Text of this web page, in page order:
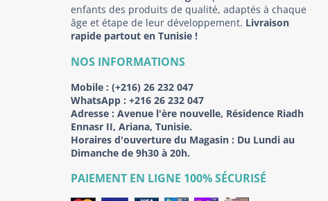
enfants des produits de qualité, adaptés à chaque
âge et étape de leur développement. Livraison
rapide partout en Tunisie !
NOS INFORMATIONS
Mobile : (+216) 26 232 047
WhatsApp : +216 26 232 047
Adresse : Avenue l'ère nouvelle, Résidence Riadh
Ennasr II, Ariana, Tunisie.
Horaires d'ouverture du Magasin : Du Lundi au
Dimanche de 9h30 à 20h.
PAIEMENT EN LIGNE 100% SÉCURISÉ